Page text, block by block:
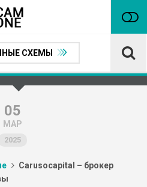
СХЕМЫ
05
МАР
2025
Carusocapital – брокер